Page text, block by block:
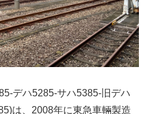
デハ5285-サハ5385-旧デハ
は、2008年に東急車輛製造